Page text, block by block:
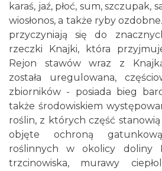
karaś, jaź, płoć, sum, szczupak,
wiosłonos, a także ryby
przyczyniają się do
rzeczki Knajki, która
Rejon stawów wraz z
została uregulowana,
zbiorników - posiada bieg
także środowiskiem
roślin, z których część
objęte ochroną
roślinnych w okolicy doliny
trzcinowiska, murawy